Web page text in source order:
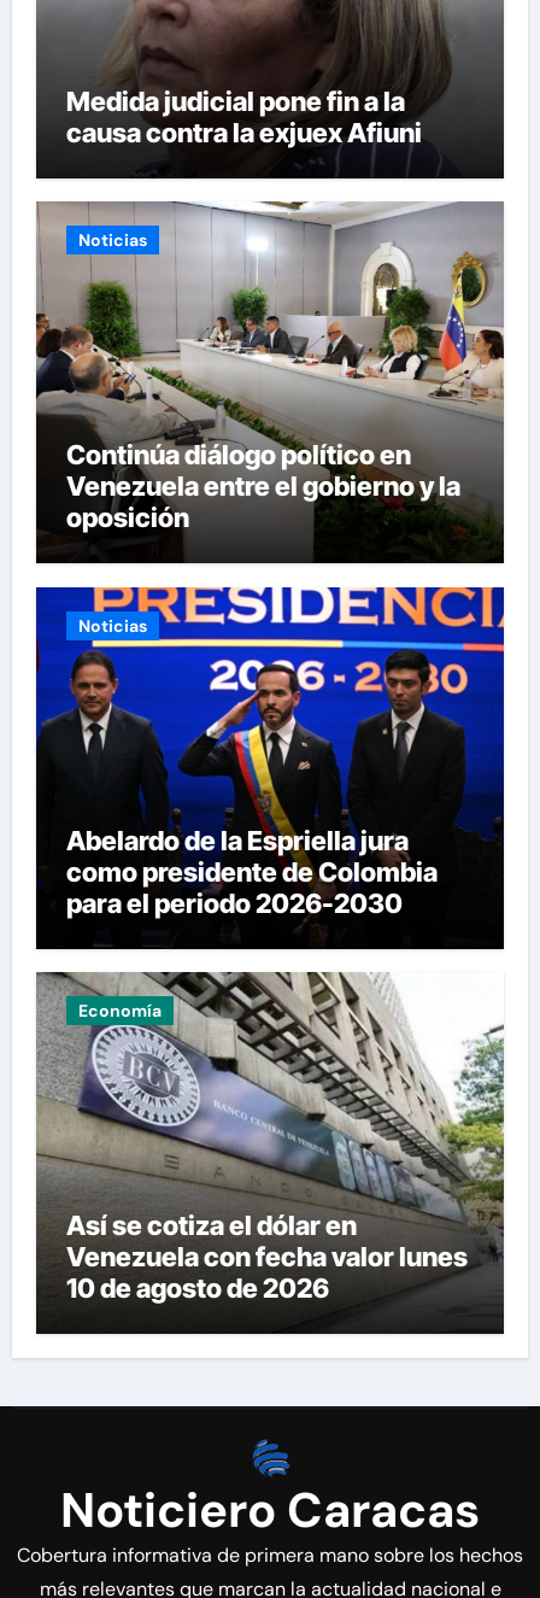
Medida judicial pone fin a la
causa contra la exjuex Afiuni
Noticias
Continúa diálogo político en
Venezuela entre el gobierno y la
oposición
Noticias
Abelardo de la Espriella jura
como presidente de Colombia
para el periodo 2026-2030
Economía
Así se cotiza el dólar en
Venezuela con fecha valor lunes
10 de agosto de 2026
Noticiero Caracas
Cobertura informativa de primera mano sobre los hechos
más relevantes que marcan la actualidad nacional e